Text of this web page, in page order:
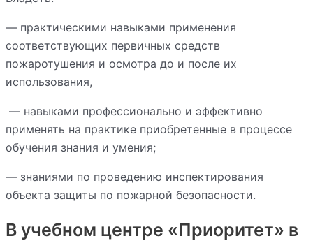
— практическими навыками применения
соответствующих первичных средств
пожаротушения и осмотра до и после их
использования,
— навыками профессионально и эффективно
применять на практике приобретенные в процессе
обучения знания и умения;
— знаниями по проведению инспектирования
объекта защиты по пожарной безопасности.
В учебном центре «Приоритет» в